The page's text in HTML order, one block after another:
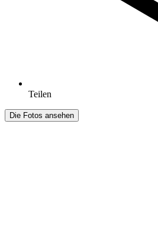
Teilen
Die Fotos ansehen